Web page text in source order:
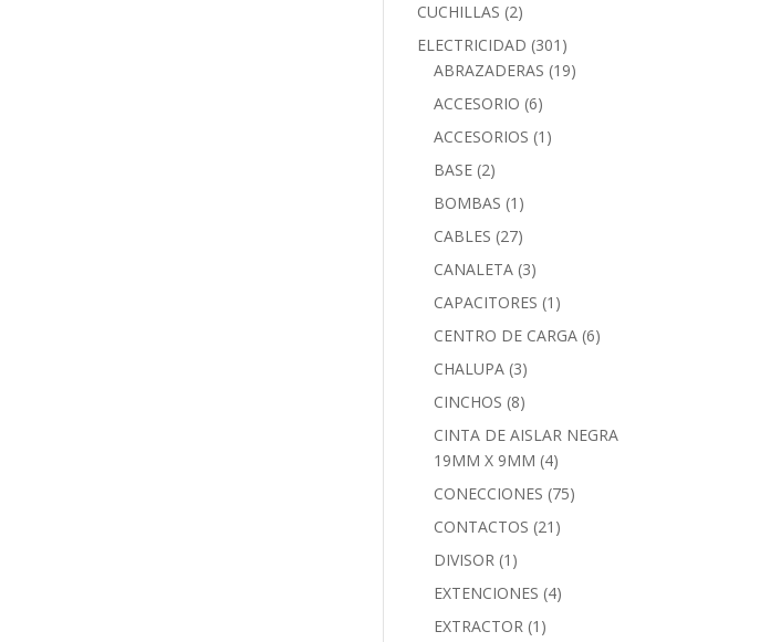
CUCHILLAS (2)
ELECTRICIDAD (301)
ABRAZADERAS (19)
ACCESORIO (6)
ACCESORIOS (1)
BASE (2)
BOMBAS (1)
CABLES (27)
CANALETA (3)
CAPACITORES (1)
CENTRO DE CARGA (6)
CHALUPA (3)
CINCHOS (8)
CINTA DE AISLAR NEGRA
19MM X 9MM (4)
CONECCIONES (75)
CONTACTOS (21)
DIVISOR (1)
EXTENCIONES (4)
EXTRACTOR (1)